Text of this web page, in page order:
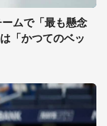
ームで「最も懸念
「かつてのベッ